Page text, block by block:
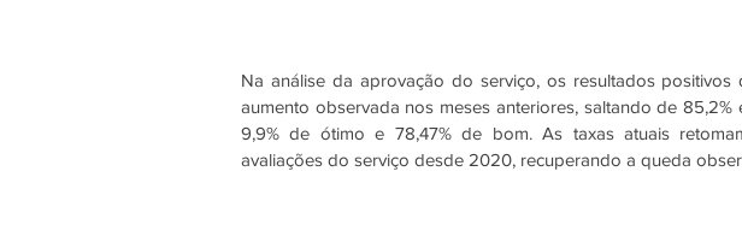
Na análise da aprovação do serviço, os resultados
aumento observada nos meses anteriores, saltando de
9,9% de ótimo e 78,47% de bom. As taxas atuais
avaliações do serviço desde 2020, recuperando a queda